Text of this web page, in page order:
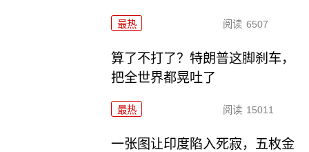
最热 阅读 6507
算了不打了？特朗普这脚刹车，
把全世界都晃吐了
最热 阅读 15011
一张图让印度陷入死寂，五枚金